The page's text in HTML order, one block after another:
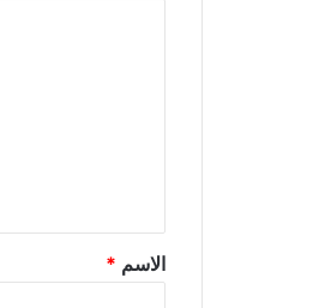
الاسم *